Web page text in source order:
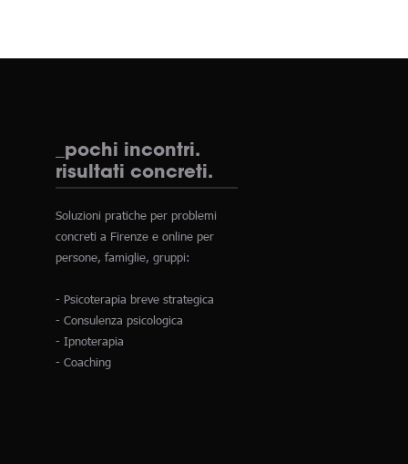
_pochi incontri.
risultati concreti.
Soluzioni pratiche per problemi
concreti a Firenze e online per
persone, famiglie, gruppi:
- Psicoterapia breve strategica
- Consulenza psicologica
- Ipnoterapia
- Coaching